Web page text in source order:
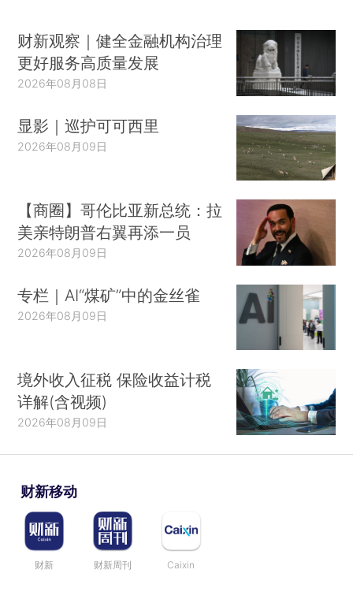
财新观察｜健全金融机构治理
更好服务高质量发展
2026年08月08日
显影｜巡护可可西里
2026年08月09日
【商圈】哥伦比亚新总统：拉
美亲特朗普右翼再添一员
2026年08月09日
专栏｜AI“煤矿”中的金丝雀
2026年08月09日
境外收入征税 保险收益计税
详解(含视频)
2026年08月09日
财新移动
财新 财新周刊 Caixin